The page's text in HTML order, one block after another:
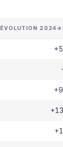
ÉVOLUTION